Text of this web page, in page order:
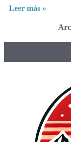
Leer más »